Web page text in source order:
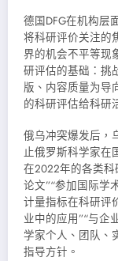
德国DFG在机构层
将科研评价关注的
界的机会不平等现
研评估的基础：挑
版、内容质量为导
的科研评估给科研
俄乌冲突爆发后，
止俄罗斯科学家在
在2022年的各类
论文”“参加国际学
计量指标在科研评
业中的应用”“与企
学家个人、团队、
指导方针。